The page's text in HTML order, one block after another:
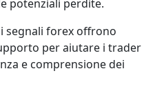
potenziali perdite.
segnali forex offrono
per aiutare i trader
e comprensione dei